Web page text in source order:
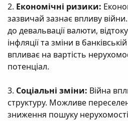
2. Економічні ризики:
зазвичай зазнає впливу
до девальвації валюти,
інфляції та зміни в
впливає на вартість
потенціал.
3. Соціальні зміни: Війна
структуру. Можливе
зниження пошуку